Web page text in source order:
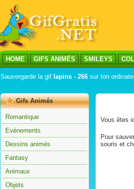
HOME GIFS ANIMÉS SMILEYS
Sauvergarde la gif lapins - 266 sur ton
Gifs Animés
Romantique
Evénements
Dessins animés
Fantasy
Animaux
Objets
Vous êtes
Pour
souris et